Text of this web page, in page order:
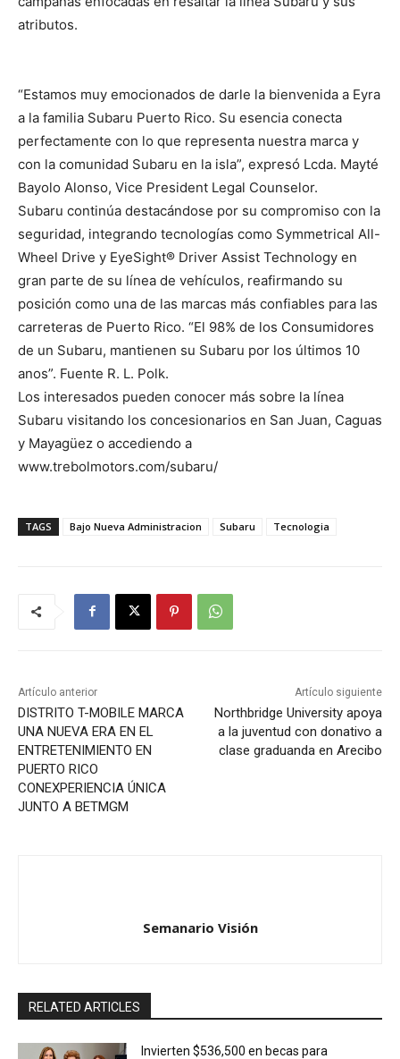
atributos.
“Estamos muy emocionados de darle la bienvenida a Eyra
a la familia Subaru Puerto Rico. Su esencia conecta
perfectamente con lo que representa nuestra marca y
con la comunidad Subaru en la isla”, expresó Lcda. Mayté
Bayolo Alonso, Vice President Legal Counselor.
Subaru continúa destacándose por su compromiso con la
seguridad, integrando tecnologías como Symmetrical All-
Wheel Drive y EyeSight® Driver Assist Technology en
gran parte de su línea de vehículos, reafirmando su
posición como una de las marcas más confiables para las
carreteras de Puerto Rico. “El 98% de los Consumidores
de un Subaru, mantienen su Subaru por los últimos 10
anos”. Fuente R. L. Polk.
Los interesados pueden conocer más sobre la línea
Subaru visitando los concesionarios en San Juan, Caguas
y Mayagüez o accediendo a
www.trebolmotors.com/subaru/
TAGS Bajo Nueva Administracion Subaru Tecnologia
Artículo anterior
DISTRITO T-MOBILE MARCA
UNA NUEVA ERA EN EL
ENTRETENIMIENTO EN
PUERTO RICO
CONEXPERIENCIA ÚNICA
JUNTO A BETMGM
Artículo siguiente
Northbridge University apoya
a la juventud con donativo a
clase graduanda en Arecibo
Semanario Visión
RELATED ARTICLES
Invierten $536,500 en becas para